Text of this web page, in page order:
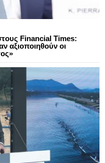
Financial Times:
αξιοποιηθούν οι